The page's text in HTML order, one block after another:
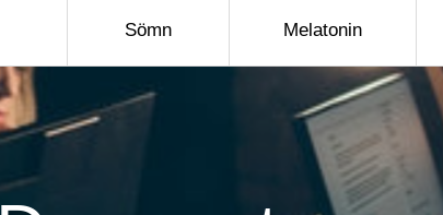
Sömn Melatonin